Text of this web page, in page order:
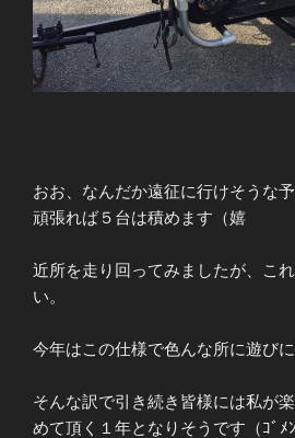
おお、なんだか遠征に行けそうな
頑張れば５台は積めます（嬉
近所を走り回ってみましたが、こ
い。
今年はこの仕様で色んな所に遊び
そんな訳で引き続き皆様には私が
めて頂く１年となりそうです（ｺﾞﾒ